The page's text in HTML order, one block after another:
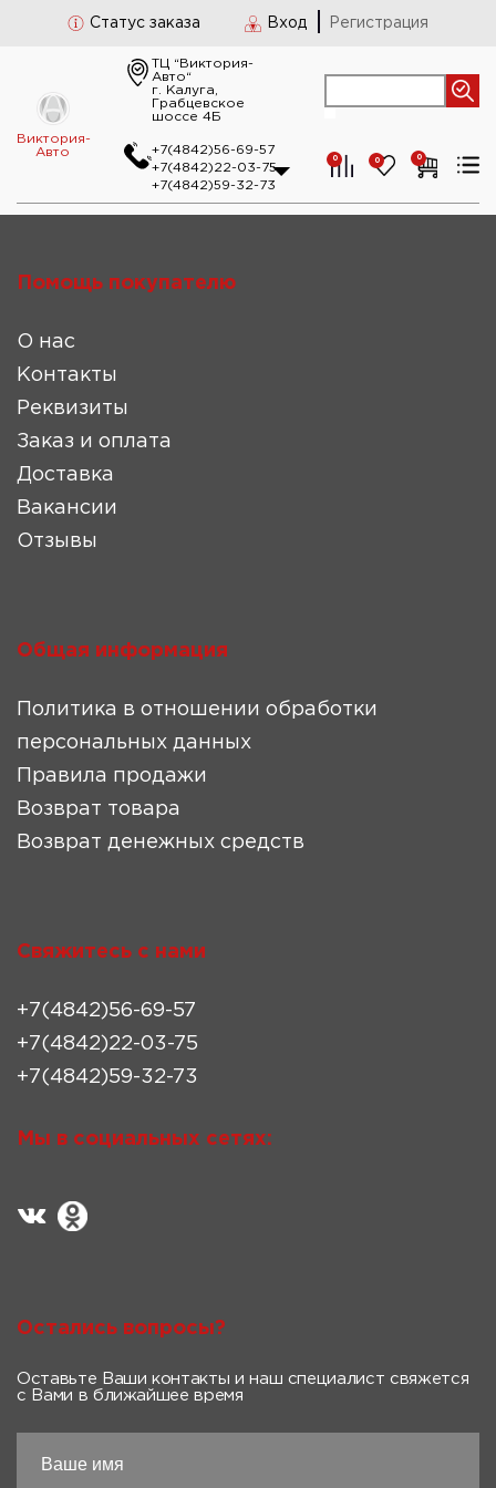
Статус заказа Вход Регистрация
Виктория-
Авто
ТЦ “Виктория-
Авто“
г. Калуга,
Грабцевское
шоссе 4Б
+7(4842)56-69-57
+7(4842)22-03-75
+7(4842)59-32-73
0 0 0
Помощь покупателю
О нас
Контакты
Реквизиты
Заказ и оплата
Доставка
Вакансии
Отзывы
Общая информация
Политика в отношении обработки
персональных данных
Правила продажи
Возврат товара
Возврат денежных средств
Свяжитесь с нами
+7(4842)56-69-57
+7(4842)22-03-75
+7(4842)59-32-73
Мы в социальных сетях:
Остались вопросы?
Оставьте Ваши контакты и наш специалист свяжется
с Вами в ближайшее время